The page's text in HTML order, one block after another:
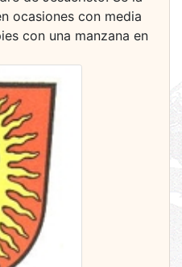
ocasiones con media
con una manzana en